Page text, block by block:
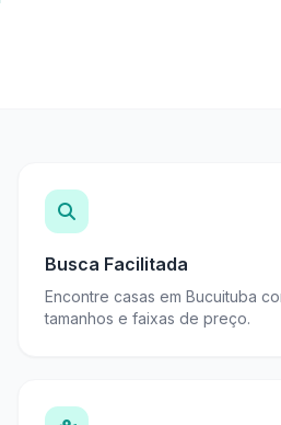
Busca Facilitada
Encontre casas em Bucuituba
tamanhos e faixas de preço.